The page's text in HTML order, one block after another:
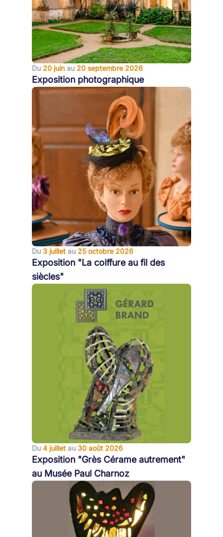
Du 20 juin au 20 septembre 2026
Exposition photographique
Du 3 juillet au 25 octobre 2026
Exposition "La coiffure au fil des
siècles"
Du 4 juillet au 30 août 2026
Exposition "Grès Cérame autrement"
au Musée Paul Charnoz